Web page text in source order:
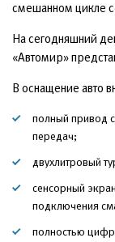
смешанном цикле
На сегодняшний
«Автомир»
В оснащение авто
полный привод
передач;
двухлитровый
сенсорный
подключения
полностью